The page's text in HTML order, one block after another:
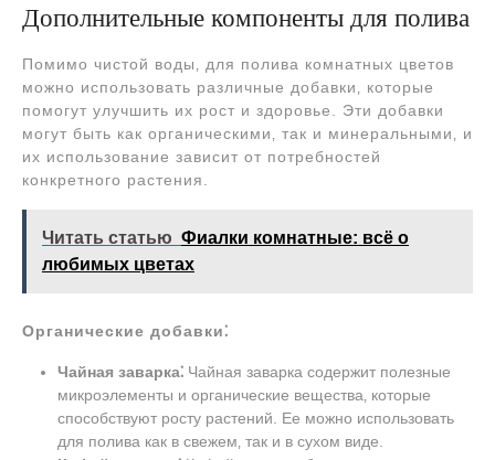
Дополнительные компоненты для полива
Помимо чистой воды‚ для полива комнатных цветов
можно использовать различные добавки‚ которые
помогут улучшить их рост и здоровье. Эти добавки
могут быть как органическими‚ так и минеральными‚ и
их использование зависит от потребностей
конкретного растения.
Читать статью Фиалки комнатные: всё о
любимых цветах
Органические добавки⁚
Чайная заварка⁚ Чайная заварка содержит полезные
микроэлементы и органические вещества‚ которые
способствуют росту растений. Ее можно использовать
для полива как в свежем‚ так и в сухом виде.